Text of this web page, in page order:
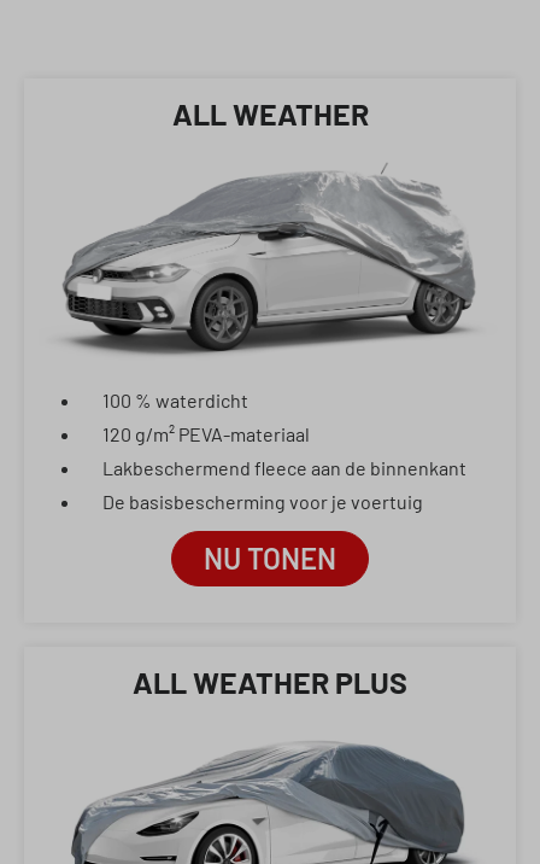
ALL WEATHER
100 % waterdicht
120 g/m² PEVA-materiaal
Lakbeschermend fleece aan de binnenkant
De basisbescherming voor je voertuig
NU TONEN
ALL WEATHER PLUS